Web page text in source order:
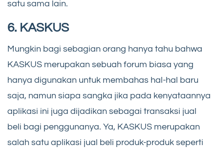
satu sama lain.
6. KASKUS
Mungkin bagi sebagian orang hanya tahu bahwa
KASKUS merupakan sebuah forum biasa yang
hanya digunakan untuk membahas hal-hal baru
saja, namun siapa sangka jika pada kenyataannya
aplikasi ini juga dijadikan sebagai transaksi jual
beli bagi penggunanya. Ya, KASKUS merupakan
salah satu aplikasi jual beli produk-produk seperti